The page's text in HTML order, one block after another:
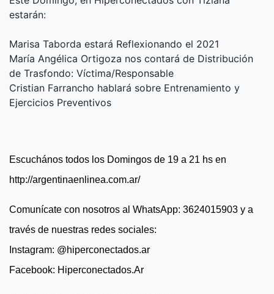
estarán:
Marisa Taborda estará Reflexionando el 2021
María Angélica Ortigoza nos contará de Distribución
de Trasfondo: Víctima/Responsable
Cristian Farrancho hablará sobre Entrenamiento y
Ejercicios Preventivos
Escuchános todos los Domingos de 19 a 21 hs en
http://argentinaenlinea.com.ar/
Comunícate con nosotros al WhatsApp: 3624015903 y a
través de nuestras redes sociales:
Instagram: @hiperconectados.ar
Facebook: Hiperconectados.Ar